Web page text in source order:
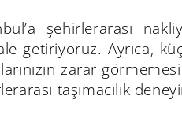
şehirlerarası
getiriyoruz. Ayrıca,
zarar
taşımacılık